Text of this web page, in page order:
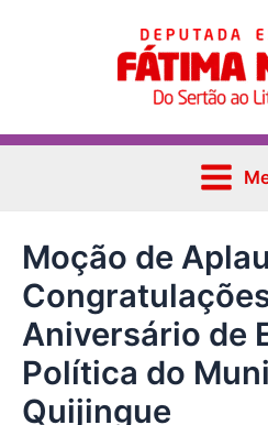
Main
Menu
Moção de
Aniversário de
Política do
Quijingue